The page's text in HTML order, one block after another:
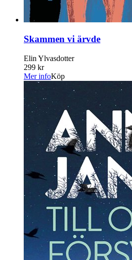
Skammen vi ärvde
Elin Ylvasdotter
299 kr
Mer infoKöp